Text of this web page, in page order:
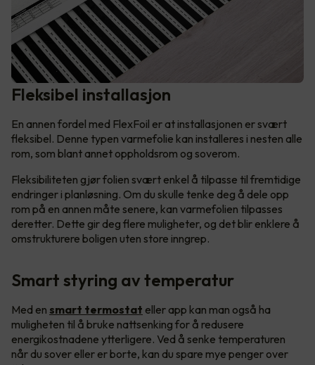
Fleksibel installasjon
En annen fordel med FlexFoil er at installasjonen er svært
fleksibel. Denne typen varmefolie kan installeres i nesten alle
rom, som blant annet oppholdsrom og soverom.
Fleksibiliteten gjør folien svært enkel å tilpasse til fremtidige
endringer i planløsning. Om du skulle tenke deg å dele opp
rom på en annen måte senere, kan varmefolien tilpasses
deretter. Dette gir deg flere muligheter, og det blir enklere å
omstrukturere boligen uten store inngrep.
Smart styring av temperatur
Med en smart termostat eller app kan man også ha
muligheten til å bruke nattsenking for å redusere
energikostnadene ytterligere. Ved å senke temperaturen
når du sover eller er borte, kan du spare mye penger over